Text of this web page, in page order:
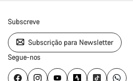
Subscreve
Subscrição para Newsletter
Segue-nos